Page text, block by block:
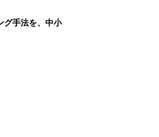
グ手法を、中小